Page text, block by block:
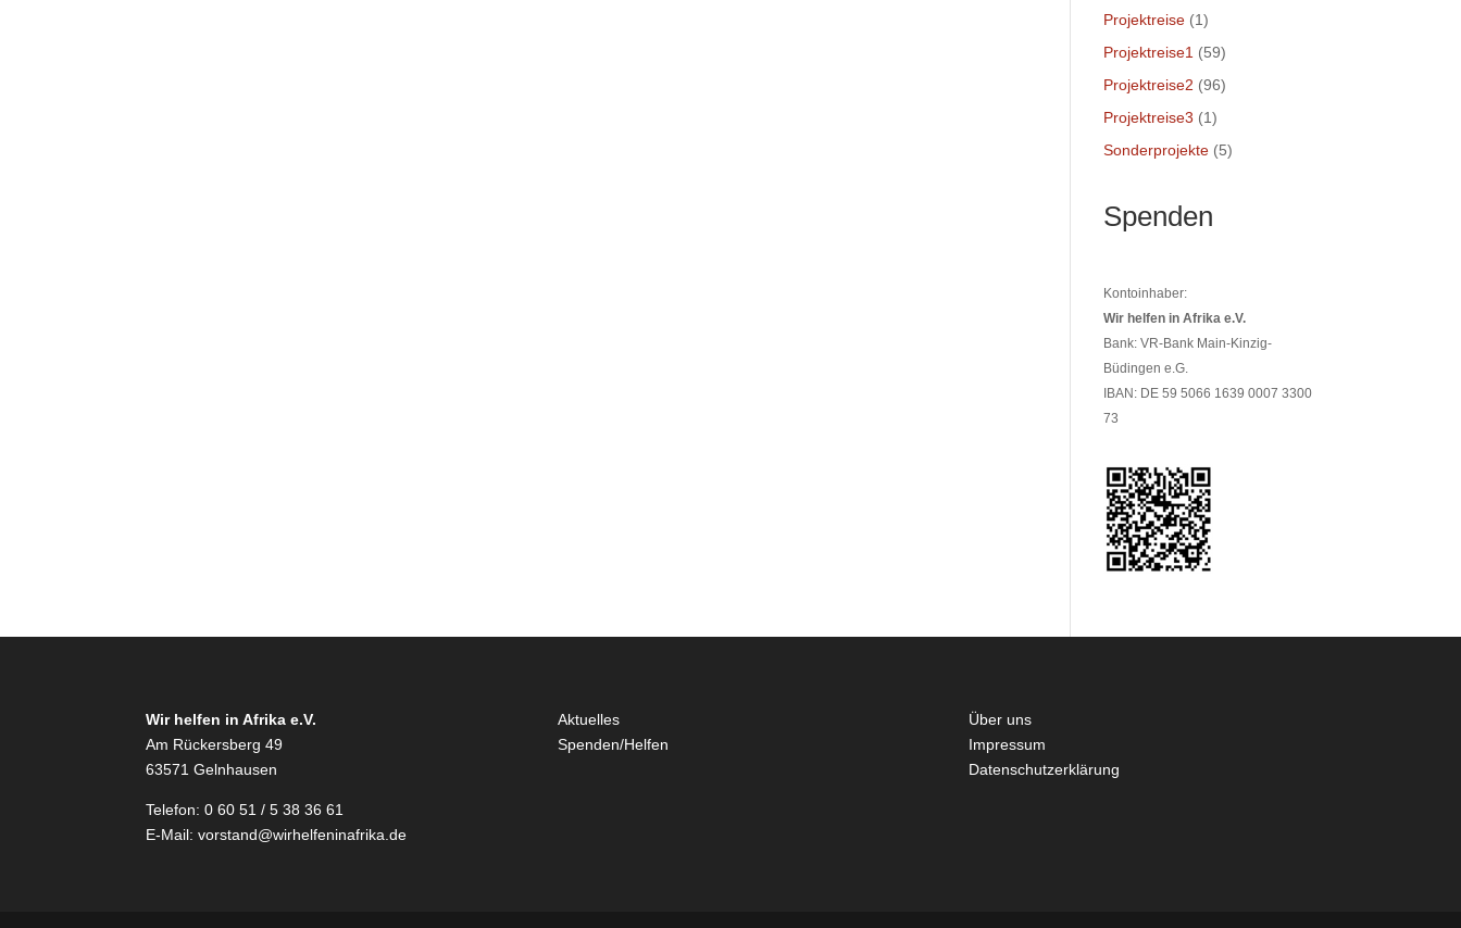
Projektreise (1)
Projektreise1 (59)
Projektreise2 (96)
Projektreise3 (1)
Sonderprojekte (5)
Spenden
Kontoinhaber:
Wir helfen in Afrika e.V.
Bank: VR-Bank Main-Kinzig-
Büdingen e.G.
IBAN: DE 59 5066 1639 0007 3300
73
Wir helfen in Afrika e.V.
Am Rückersberg 49
63571 Gelnhausen
Telefon: 0 60 51 / 5 38 36 61
E-Mail:vorstand@wirhelfeninafrika.de
Aktuelles
Spenden/Helfen
Über uns
Impressum
Datenschutzerklärung